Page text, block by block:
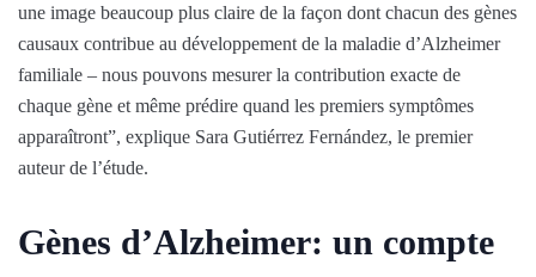
une image beaucoup plus claire de la façon dont chacun des gènes
causaux contribue au développement de la maladie d’Alzheimer
familiale – nous pouvons mesurer la contribution exacte de
chaque gène et même prédire quand les premiers symptômes
apparaîtront”, explique Sara Gutiérrez Fernández, le premier
auteur de l’étude.
Gènes d’Alzheimer: un compte